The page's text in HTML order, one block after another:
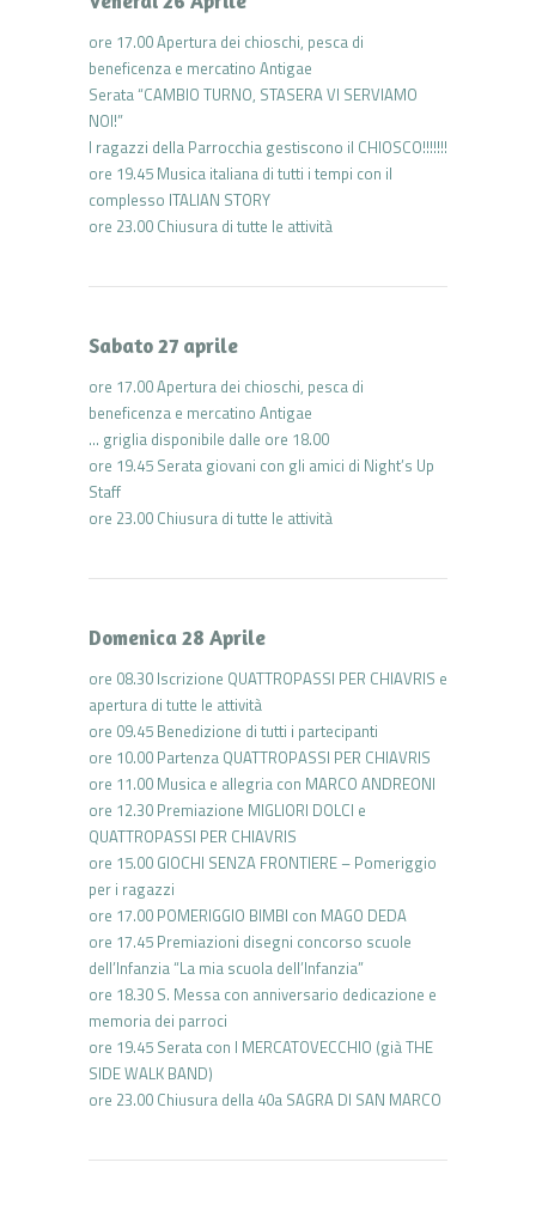
ore 17.00 Apertura dei chioschi, pesca di
beneficenza e mercatino Antigae
Serata “CAMBIO TURNO, STASERA VI SERVIAMO
NOI!”
I ragazzi della Parrocchia gestiscono il CHIOSCO!!!!!!!
ore 19.45 Musica italiana di tutti i tempi con il
complesso ITALIAN STORY
ore 23.00 Chiusura di tutte le attività
Sabato 27 aprile
ore 17.00 Apertura dei chioschi, pesca di
beneficenza e mercatino Antigae
… griglia disponibile dalle ore 18.00
ore 19.45 Serata giovani con gli amici di Night’s Up
Staff
ore 23.00 Chiusura di tutte le attività
Domenica 28 Aprile
ore 08.30 Iscrizione QUATTROPASSI PER CHIAVRIS e
apertura di tutte le attività
ore 09.45 Benedizione di tutti i partecipanti
ore 10.00 Partenza QUATTROPASSI PER CHIAVRIS
ore 11.00 Musica e allegria con MARCO ANDREONI
ore 12.30 Premiazione MIGLIORI DOLCI e
QUATTROPASSI PER CHIAVRIS
ore 15.00 GIOCHI SENZA FRONTIERE – Pomeriggio
per i ragazzi
ore 17.00 POMERIGGIO BIMBI con MAGO DEDA
ore 17.45 Premiazioni disegni concorso scuole
dell’Infanzia “La mia scuola dell’Infanzia”
ore 18.30 S. Messa con anniversario dedicazione e
memoria dei parroci
ore 19.45 Serata con I MERCATOVECCHIO (già THE
SIDE WALK BAND)
ore 23.00 Chiusura della 40a SAGRA DI SAN MARCO